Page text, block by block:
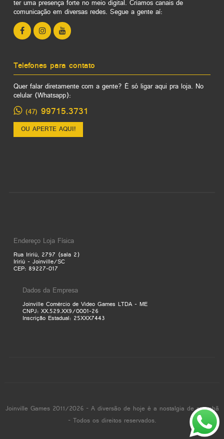
ter uma presença forte no meio digital. Criamos canais de
comunicação em diversas redes. Segue a gente aí:
Telefones para contato
Quer falar diretamente com a gente? É só ligar aqui pra loja. No
celular (Whatsapp):
(47) 99715.3731
OU APERTE AQUI!
Endereço Loja Física
Rua Iririú, 2797 (sala 2)
Iririú - Joinville/SC
CEP: 89227-017
Dados da Empresa
Joinville Comércio de Video Games LTDA - ME
CNPJ: XX.529.XX9/0001-26
Inscrição Estadual: 25XXX7443
Joinville Games 2011/2026 - A diversão de hoje é a nostalgia de amanhã
- Todos os direitos reservados.